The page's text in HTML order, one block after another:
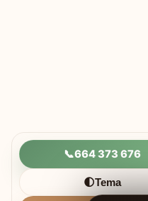
📞664 373 676
🌓Tema